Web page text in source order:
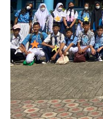
MPLS SMA
Baru 07/08/2026
Class Meeting
Modern dan
BONGKAR
TUAH 1
MENGAPA